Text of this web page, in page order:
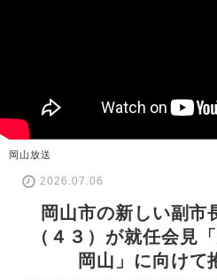
岡山放送
2026.07.06
岡山市の新しい副市
（４３）が就任会見
岡山」に向けて